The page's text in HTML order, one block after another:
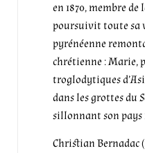
en 1870, membre
poursuivit toute sa
pyrénéenne
chrétienne : Marie,
troglodytiques
dans les grottes du
sillonnant son pays
Christian Bernadac